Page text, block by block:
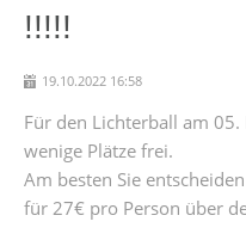
!!!!!
19.10.2022 16:58
Für den Lichterball am
wenige Plätze frei.
Am besten Sie
für 27€ pro Person über